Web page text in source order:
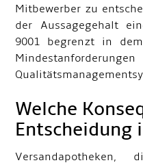
Mitbewerber zu
der Aussagegehalt
9001 begrenzt in
Welche
Entscheidung